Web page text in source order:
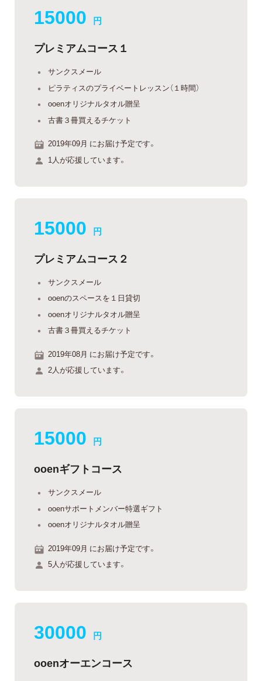
15000 円
プレミアムコース１
サンクスメール
ピラティスのプライベートレッスン（１時間）
ooenオリジナルタオル贈呈
古書３冊買えるチケット
2019年09月 にお届け予定です。
1人が応援しています。
15000 円
プレミアムコース２
サンクスメール
ooenのスペースを１日貸切
ooenオリジナルタオル贈呈
古書３冊買えるチケット
2019年08月 にお届け予定です。
2人が応援しています。
15000 円
ooenギフトコース
サンクスメール
ooenサポートメンバー特選ギフト
ooenオリジナルタオル贈呈
2019年09月 にお届け予定です。
5人が応援しています。
30000 円
ooenオーエンコース